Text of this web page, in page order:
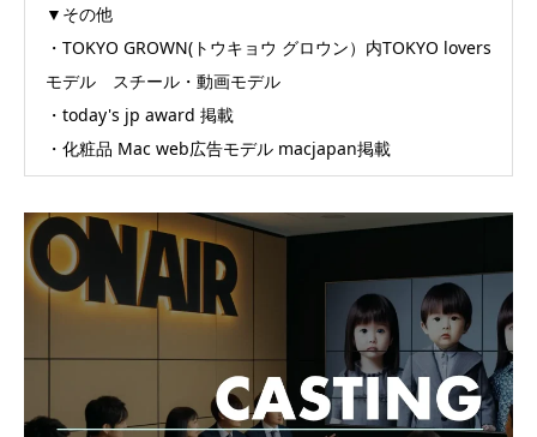
▼その他
・TOKYO GROWN(トウキョウ グロウン）内TOKYO lovers
モデル スチール・動画モデル
・today's jp award 掲載
・化粧品 Mac web広告モデル macjapan掲載